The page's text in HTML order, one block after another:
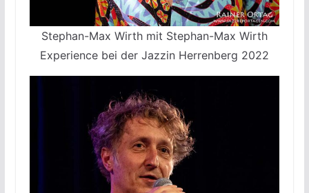
Stephan-Max Wirth mit Stephan-Max Wirth
Experience bei der Jazzin Herrenberg 2022